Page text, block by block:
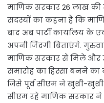
माणिक सरकार 26 लाख की
सदस्यों का कहना है कि
बाद अब पार्टी कार्यालय
अपनी जिंदगी बिताएंगे.
माणिक सरकार से मिले और
समारोह का हिस्सा बनने का
जिसे पूर्व सीएम ने खुशी-खुशी
सीएम रहे माणिक सरकार ने